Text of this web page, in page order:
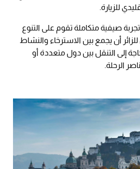
للزيارة.
صيفية متكاملة تقوم على التنوع
أن يجمع بين الاسترخاء والنشاط
إلى التنقل بين دول متعددة أو
الرحلة.